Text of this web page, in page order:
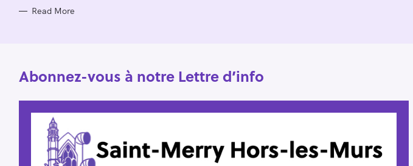
Read More
Abonnez-vous à notre Lettre d’info